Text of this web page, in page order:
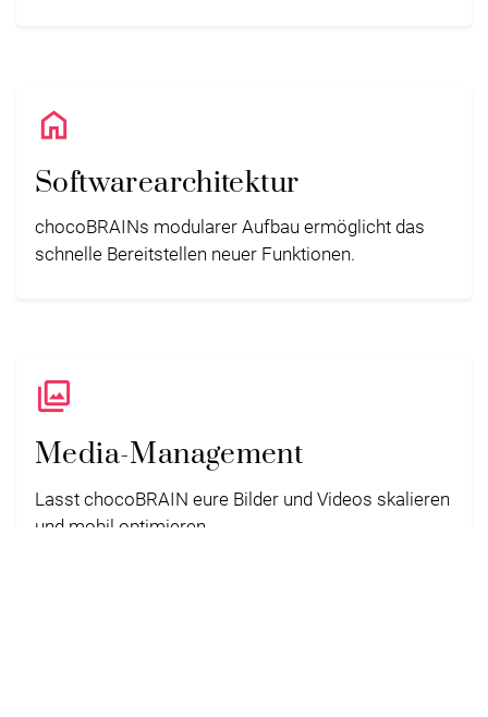
Home
Softwarearchitektur
chocoBRAINs modularer Aufbau ermöglicht das
schnelle Bereitstellen neuer Funktionen.
Collections
Media-Management
Lasst chocoBRAIN eure Bilder und Videos skalieren
und mobil optimieren.